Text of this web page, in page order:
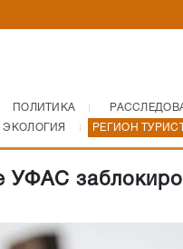
ПОЛИТИКА
ЭКОЛОГИЯ РЕГИОН
УФАС